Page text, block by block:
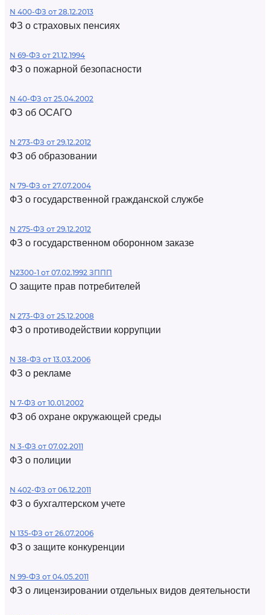
N 400-ФЗ от 28.12.2013
ФЗ о страховых пенсиях
N 69-ФЗ от 21.12.1994
ФЗ о пожарной безопасности
N 40-ФЗ от 25.04.2002
ФЗ об ОСАГО
N 273-ФЗ от 29.12.2012
ФЗ об образовании
N 79-ФЗ от 27.07.2004
ФЗ о государственной гражданской службе
N 275-ФЗ от 29.12.2012
ФЗ о государственном оборонном заказе
N2300-1 от 07.02.1992 ЗППП
О защите прав потребителей
N 273-ФЗ от 25.12.2008
ФЗ о противодействии коррупции
N 38-ФЗ от 13.03.2006
ФЗ о рекламе
N 7-ФЗ от 10.01.2002
ФЗ об охране окружающей среды
N 3-ФЗ от 07.02.2011
ФЗ о полиции
N 402-ФЗ от 06.12.2011
ФЗ о бухгалтерском учете
N 135-ФЗ от 26.07.2006
ФЗ о защите конкуренции
N 99-ФЗ от 04.05.2011
ФЗ о лицензировании отдельных видов деятельности